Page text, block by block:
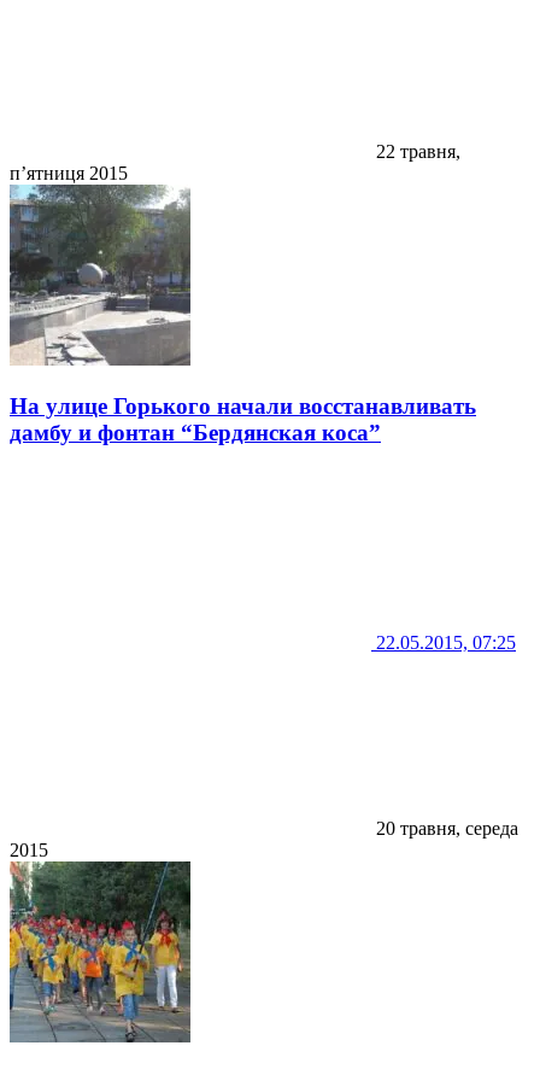
22 травня,
п’ятниця 2015
На улице Горького начали восстанавливать
дамбу и фонтан “Бердянская коса”
22.05.2015, 07:25
20 травня, середа
2015